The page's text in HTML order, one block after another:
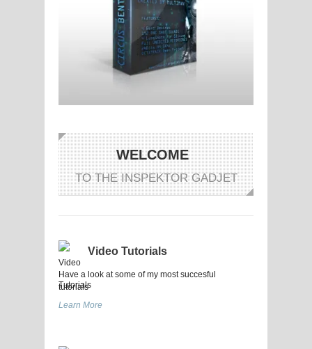
WELCOME
TO THE INSPEKTOR GADJET
Video Tutorials
Have a look at some of my most succesful
tutorials
Learn More